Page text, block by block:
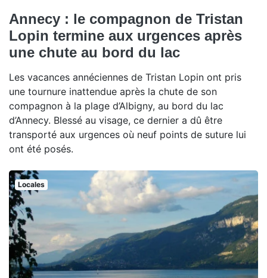
Annecy : le compagnon de Tristan
Lopin termine aux urgences après
une chute au bord du lac
Les vacances annéciennes de Tristan Lopin ont pris
une tournure inattendue après la chute de son
compagnon à la plage d’Albigny, au bord du lac
d’Annecy. Blessé au visage, ce dernier a dû être
transporté aux urgences où neuf points de suture lui
ont été posés.
Locales